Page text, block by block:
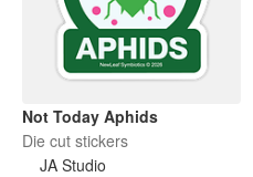
Not Today Aphids
Die cut stickers
JA Studio